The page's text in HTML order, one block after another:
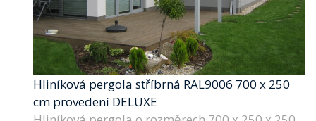
Hliníková pergola stříbrná RAL9006 700 x 250
cm provedení DELUXE